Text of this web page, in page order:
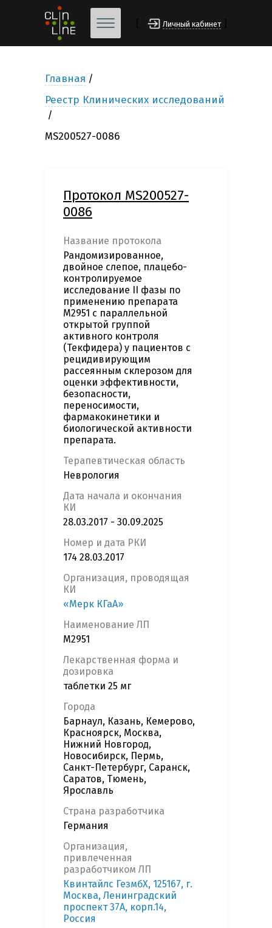
Личный кабинет
Главная
Реестр Клинических исследований
MS200527-0086
Протокол MS200527-
0086
Название протокола
Рандомизированное,
двойное слепое, плацебо-
контролируемое
исследование II фазы по
применению препарата
М2951 с параллельной
открытой группой
активного контроля
(Текфидера) у пациентов с
рецидивирующим
рассеянным склерозом для
оценки эффективности,
безопасности,
переносимости,
фармакокинетики и
биологической активности
препарата.
Терапевтическая область
Неврология
Дата начала и окончания
КИ
28.03.2017 - 30.09.2025
Номер и дата РКИ
174 28.03.2017
Организация, проводящая
КИ
«Мерк КГаА»
Наименование ЛП
M2951
Лекарственная форма и
дозировка
таблетки 25 мг
Города
Барнаул, Казань, Кемерово,
Красноярск, Москва,
Нижний Новгород,
Новосибирск, Пермь,
Санкт-Петербург, Саранск,
Саратов, Тюмень,
Ярославль
Страна разработчика
Германия
Организация,
привлеченная
разработчиком ЛП
Квинтайлс ГезмбХ, 125167, г.
Москва, Ленинградский
проспект 37А, корп.14,
Россия